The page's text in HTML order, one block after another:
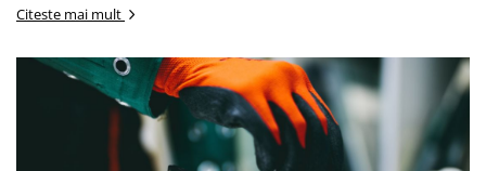
Ciocane, topoare
Mistrii, canciocuri, șpacluri,
Roabe si accesorii
Citeste mai mult